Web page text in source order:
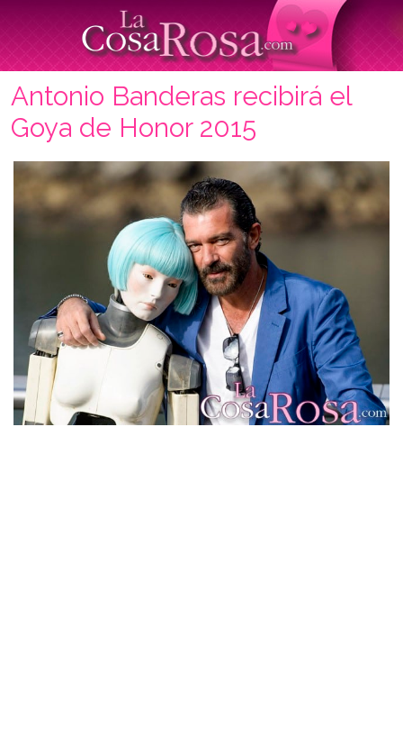
Antonio Banderas recibirá el
Goya de Honor 2015